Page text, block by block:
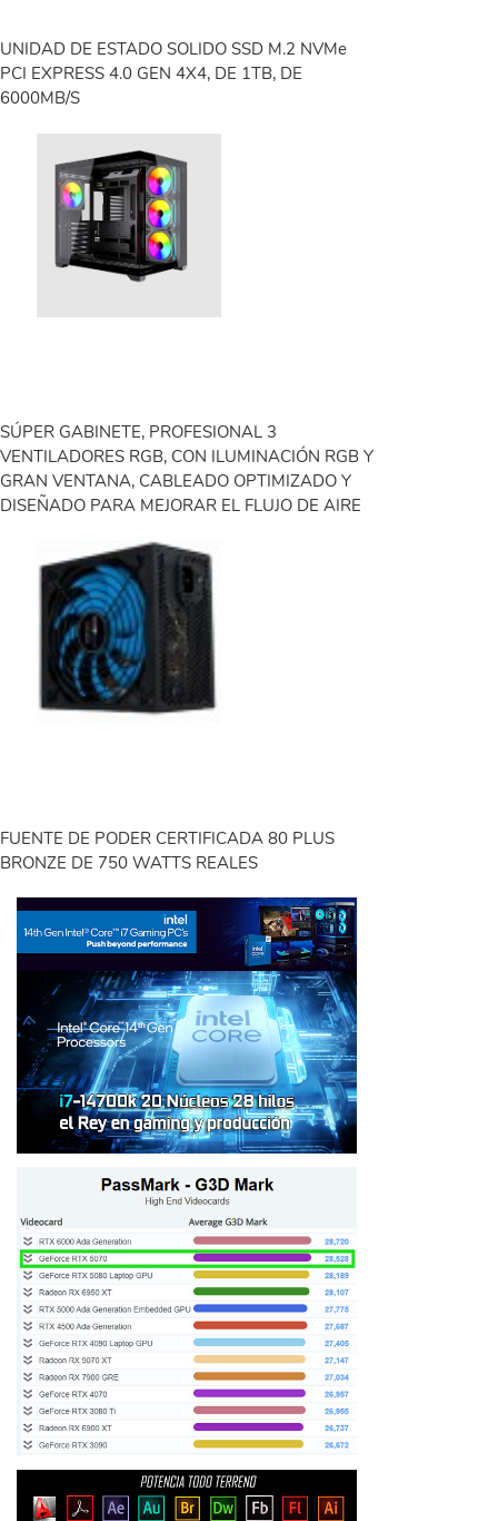
UNIDAD DE ESTADO SOLIDO SSD M.2 NVMe
PCI EXPRESS 4.0 GEN 4X4, DE 1TB, DE
6000MB/S
SÚPER GABINETE, PROFESIONAL 3
VENTILADORES RGB, CON ILUMINACIÓN RGB Y
GRAN VENTANA, CABLEADO OPTIMIZADO Y
DISEÑADO PARA MEJORAR EL FLUJO DE AIRE
FUENTE DE PODER CERTIFICADA 80 PLUS
BRONZE DE 750 WATTS REALES